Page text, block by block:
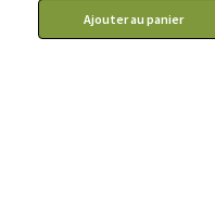
Ajouter au panier